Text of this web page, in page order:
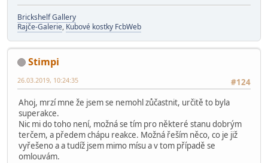
Brickshelf Gallery
Rajče-Galerie, Kubové kostky FcbWeb
Stimpi
#124
26.03.2019, 10:24:35
Ahoj, mrzí mne že jsem se nemohl zůčastnit, určitě to byla
superakce.
Nic mi do toho není, možná se tím pro některé stanu dobrým
terčem, a předem chápu reakce. Možná řeším něco, co je již
vyřešeno a a tudíž jsem mimo mísu a v tom případě se
omlouvám.